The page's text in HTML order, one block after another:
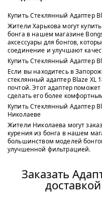
Купить Стеклянный Адаптер
Жители Харькова могут
бонга в нашем магазине
аксессуары для бонгов,
соединение и улучшают
Купить Стеклянный Адаптер
Если вы находитесь в
стеклянный адаптер Blaze XL
почтой. Этот адаптер
сделать его более
Купить Стеклянный Адаптер
Николаеве
Жители Николаева могут
курения из бонга в нашем
большинством моделей
улучшенной фильтрацией.
Заказать